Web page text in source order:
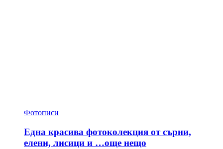
Фотописи
Една красива фотоколекция от сърни,
елени, лисици и …още нещо